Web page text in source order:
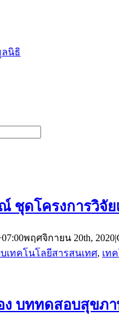
ลนิธิ
ชุดโครงการวิจั
พฤศจิกายน 20th, 2020|
เทคโนโลยีสารสนเทศ, เท
ง บททดสอบสุขภ